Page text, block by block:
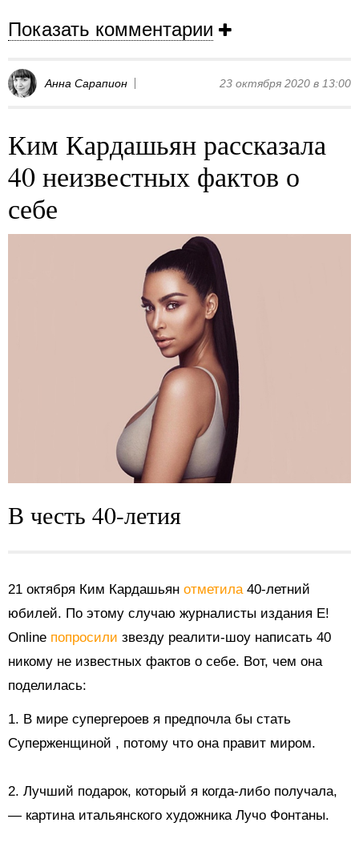
Показать комментарии
Анна Сарапион 23 октября 2020 в 13:00
Ким Кардашьян рассказала
40 неизвестных фактов о
себе
В честь 40-летия
21 октября Ким Кардашьян отметила 40-летний
юбилей. По этому случаю журналисты издания E!
Online попросили звезду реалити-шоу написать 40
никому не известных фактов о себе. Вот, чем она
поделилась:
1. В мире супергероев я предпочла бы стать
Суперженщиной , потому что она правит миром.
2. Лучший подарок, который я когда-либо получала,
— картина итальянского художника Лучо Фонтаны.